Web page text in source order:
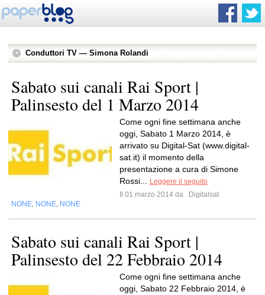
Conduttori TV — Simona Rolandi
Sabato sui canali Rai Sport |
Palinsesto del 1 Marzo 2014
Come ogni fine settimana anche
oggi, Sabato 1 Marzo 2014, è
arrivato su Digital-Sat (www.digital-
sat.it) il momento della
presentazione a cura di Simone
Rossi...
Leggere il seguito
Il 01 marzo 2014 da
Digitalsat
NONE NONE NONE
Sabato sui canali Rai Sport |
Palinsesto del 22 Febbraio 2014
Come ogni fine settimana anche
oggi, Sabato 22 Febbraio 2014, è